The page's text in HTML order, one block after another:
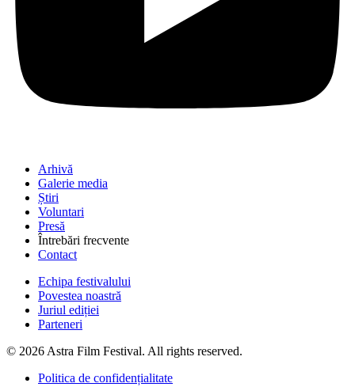
Arhivă
Galerie media
Știri
Voluntari
Presă
Întrebări frecvente
Contact
Echipa festivalului
Povestea noastră
Juriul ediției
Parteneri
© 2026 Astra Film Festival. All rights reserved.
Politica de confidențialitate